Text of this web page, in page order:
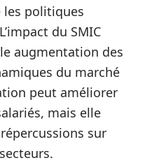
les politiques
du SMIC
augmentation des
du marché
peut améliorer
mais elle
sur